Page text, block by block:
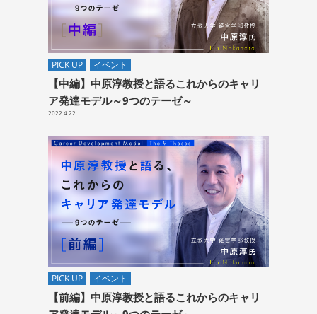
PICK UP イベント
【中編】中原淳教授と語るこれからのキャリ
ア発達モデル～9つのテーゼ～
2022.4.22
PICK UP イベント
【前編】中原淳教授と語るこれからのキャリ